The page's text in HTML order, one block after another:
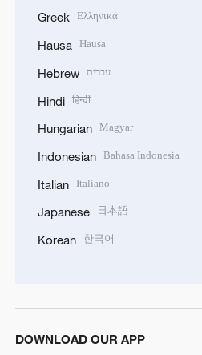
Greek Ελληνικά
Hausa Hausa
Hebrew עברית
Hindi हिन्दी
Hungarian Magyar
Indonesian Bahasa Indonesia
Italian Italiano
Japanese 日本語
Korean 한국어
DOWNLOAD OUR APP